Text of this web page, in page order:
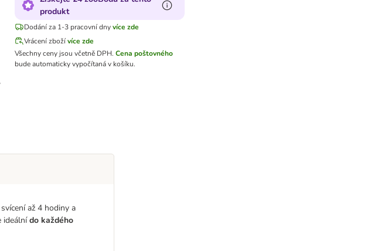
produkt
Dodání za 1-3 pracovní dny více zde
Vrácení zbožívíce zde
Všechny ceny jsou včetně DPH. Cena poštovného
bude automaticky vypočítaná v košíku.
až 4 hodiny a
ideálnído každého